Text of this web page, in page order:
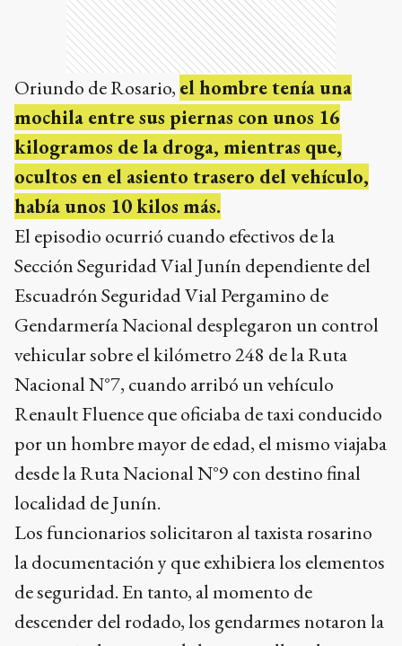
Oriundo de Rosario, el hombre tenía una
mochila entre sus piernas con unos 16
kilogramos de la droga, mientras que,
ocultos en el asiento trasero del vehículo,
había unos 10 kilos más.
El episodio ocurrió cuando efectivos de la
Sección Seguridad Vial Junín dependiente del
Escuadrón Seguridad Vial Pergamino de
Gendarmería Nacional desplegaron un control
vehicular sobre el kilómetro 248 de la Ruta
Nacional N°7, cuando arribó un vehículo
Renault Fluence que oficiaba de taxi conducido
por un hombre mayor de edad, el mismo viajaba
desde la Ruta Nacional N°9 con destino final
localidad de Junín.
Los funcionarios solicitaron al taxista rosarino
la documentación y que exhibiera los elementos
de seguridad. En tanto, al momento de
descender del rodado, los gendarmes notaron la